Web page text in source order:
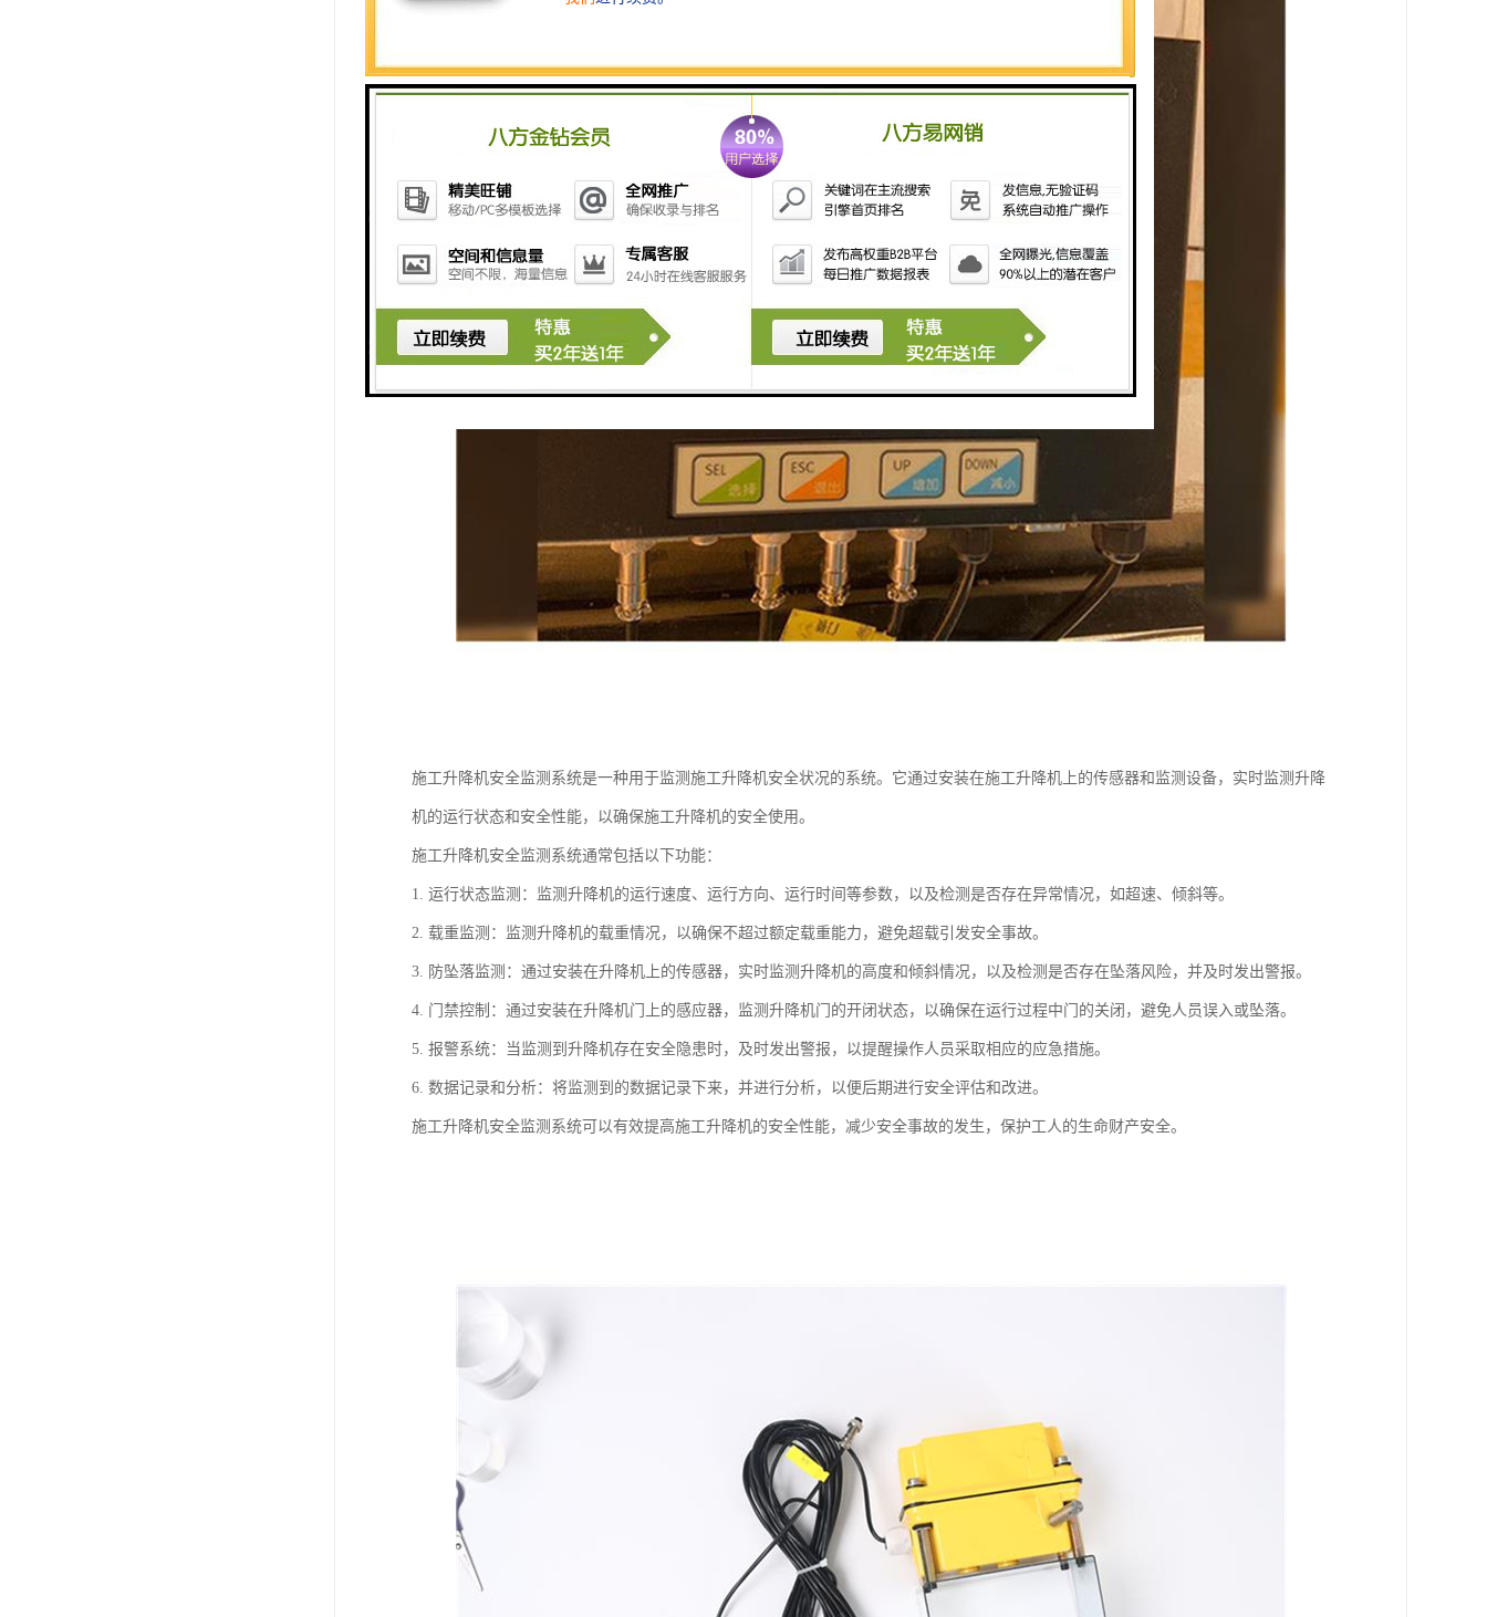
施工升降机安全监测系统是一种用于监测施工升降机安全状况的系统。它通过安装在施工升降机上的传感器和监测设备，实时监测升降
机的运行状态和安全性能，以确保施工升降机的安全使用。
施工升降机安全监测系统通常包括以下功能：
1. 运行状态监测：监测升降机的运行速度、运行方向、运行时间等参数，以及检测是否存在异常情况，如超速、倾斜等。
2. 载重监测：监测升降机的载重情况，以确保不超过额定载重能力，避免超载引发安全事故。
3. 防坠落监测：通过安装在升降机上的传感器，实时监测升降机的高度和倾斜情况，以及检测是否存在坠落风险，并及时发出警报。
4. 门禁控制：通过安装在升降机门上的感应器，监测升降机门的开闭状态，以确保在运行过程中门的关闭，避免人员误入或坠落。
5. 报警系统：当监测到升降机存在安全隐患时，及时发出警报，以提醒操作人员采取相应的应急措施。
6. 数据记录和分析：将监测到的数据记录下来，并进行分析，以便后期进行安全评估和改进。
施工升降机安全监测系统可以有效提高施工升降机的安全性能，减少安全事故的发生，保护工人的生命财产安全。